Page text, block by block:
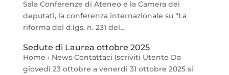
Sala Conferenze di Ateneo e la Camera dei
deputati, la conferenza internazionale su “La
riforma del d.lgs. n. 231 del...
Sedute di Laurea ottobre 2025
Home › News Contattaci Iscriviti Utente Da
giovedì 23 ottobre a venerdì 31 ottobre 2025 si